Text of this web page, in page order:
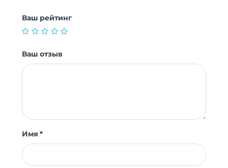
Ваш рейтинг
Ваш отзыв
Имя*